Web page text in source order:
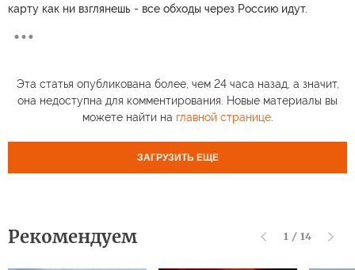
карту как ни взглянешь - все обходы через Россию идут.
Эта статья опубликована более, чем 24 часа назад, а значит,
она недоступна для комментирования. Новые материалы вы
можете найти на главной странице.
ЗАГРУЗИТЬ ЕЩЕ
Рекомендуем 1 / 14